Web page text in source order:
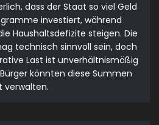
dass der Staat so viel Geld
investiert, während
Haushaltsdefizite steigen. Die
technisch sinnvoll sein, doch
Last ist unverhältnismäßig
könnten diese Summen
verwalten.